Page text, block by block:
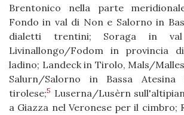
Brentonico nella parte
Fondo in val di Non e Salorno in
dialetti trentini; Soraga in
Livinallongo/Fodom in provincia
ladino; Landeck in Tirolo, Mals/
Salurn/Salorno in Bassa
tirolese;5 Luserna/Lusèrn
a Giazza nel Veronese per il cimbro;